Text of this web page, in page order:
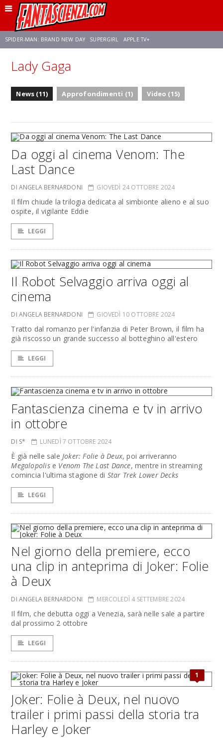
SPIDER-MAN: BRAND NEW DAY SUPERGIRL APPLE TV+
FRANCO RICCIARDIELLO
Lady Gaga
News (11) Approfondimenti (1) Video (15)
Da oggi al cinema Venom: The
Last Dance
DI ANGELA BERNARDONI GIOVEDÌ 24 OTTOBRE 2024
Il film chiude la trilogia dedicata al simbionte alieno e al suo
ospite, il vigilante Eddie
LEGGI
Il Robot Selvaggio arriva oggi al
cinema
DI ANGELA BERNARDONI GIOVEDÌ 10 OTTOBRE 2024
Tratto dal romanzo per l'infanzia di Peter Brown, il film ha
già riscosso un grande successo al botteghino all'estero
LEGGI
Fantascienza cinema e tv in arrivo
in ottobre
DI S* LUNEDÌ 7 OTTOBRE 2024
È già nelle sale Joker: Folie à Deux, poi arriveranno
Megalopolise Venom The Last Dance, mentre in streaming
comincia l'ultima stagione di Star Trek Lower Decks
LEGGI
Nel giorno della premiere, ecco
una clip in anteprima di Joker: Folie
à Deux
DI ANGELA BERNARDONI MERCOLEDÌ 4 SETTEMBRE 2024
Il film, che debutta oggi a Venezia, sarà nelle sale a partire
dal prossimo 2 ottobre
LEGGI
1
Joker: Folie à Deux, nel nuovo
trailer i primi passi della storia tra
Harley e Joker